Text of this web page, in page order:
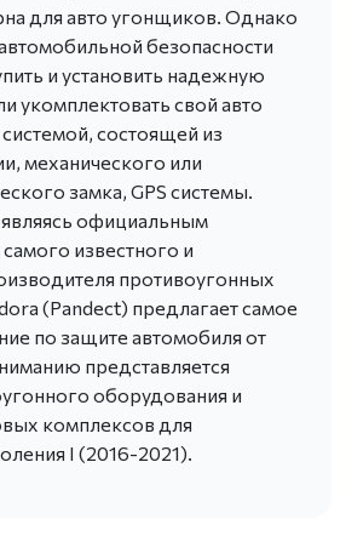
для авто угонщиков. Однако
безопасности
и установить надежную
укомплектовать свой авто
состоящей из
механического или
замка, GPS системы.
официальным
известного и
противоугонных
(Pandect) предлагает самое
по защите автомобиля от
представляется
оборудования и
комплексов для
I (2016-2021).